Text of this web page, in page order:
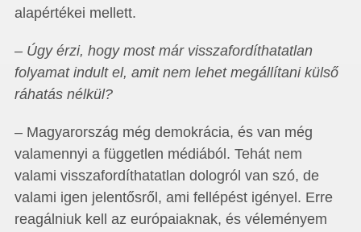
alapértékei mellett.
– Úgy érzi, hogy most már visszafordíthatatlan
folyamat indult el, amit nem lehet megállítani külső
ráhatás nélkül?
– Magyarország még demokrácia, és van még
valamennyi a független médiából. Tehát nem
valami visszafordíthatatlan dologról van szó, de
valami igen jelentősről, ami fellépést igényel. Erre
reagálniuk kell az európaiaknak, és véleményem